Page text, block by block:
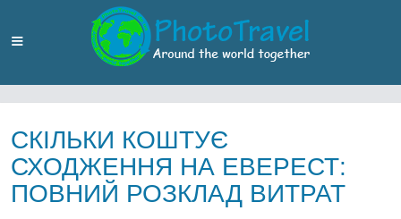
СКІЛЬКИ КОШТУЄ
СХОДЖЕННЯ НА ЕВЕРЕСТ:
ПОВНИЙ РОЗКЛАД ВИТРАТ